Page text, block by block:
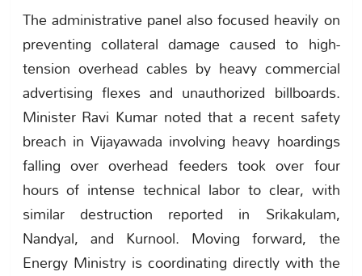
The administrative panel also focused heavily on
preventing collateral damage caused to high-
tension overhead cables by heavy commercial
advertising flexes and unauthorized billboards.
Minister Ravi Kumar noted that a recent safety
breach in Vijayawada involving heavy hoardings
falling over overhead feeders took over four
hours of intense technical labor to clear, with
similar destruction reported in Srikakulam,
Nandyal, and Kurnool. Moving forward, the
Energy Ministry is coordinating directly with the